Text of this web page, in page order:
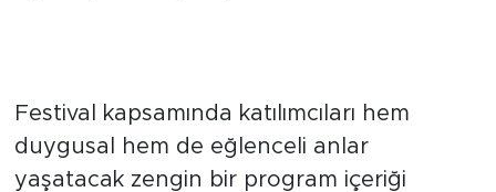
Festival kapsamında katılımcıları hem
duygusal hem de eğlenceli anlar
yaşatacak zengin bir program içeriği